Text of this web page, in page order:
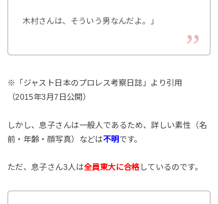
木村さんは、そういう男なんだよ。」
※「ジャスト日本のプロレス考察日誌」より引用
（2015年3月7日公開）
しかし、息子さんは一般人であるため、詳しい素性（名
前・年齢・顔写真）などは不明 です。
ただ、息子さん3人は全員東大に合格しているのです。